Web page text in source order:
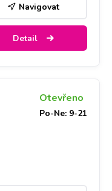
Navigovat
Detail
Otevřeno
Po-Ne: 9-21